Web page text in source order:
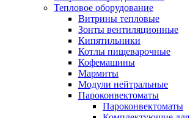
Тепловое оборудование
Витрины тепловые
Зонты вентиляционные
Кипятильники
Котлы пищеварочные
Кофемашины
Мармиты
Модули нейтральные
Пароконвектоматы
Пароконвектоматы